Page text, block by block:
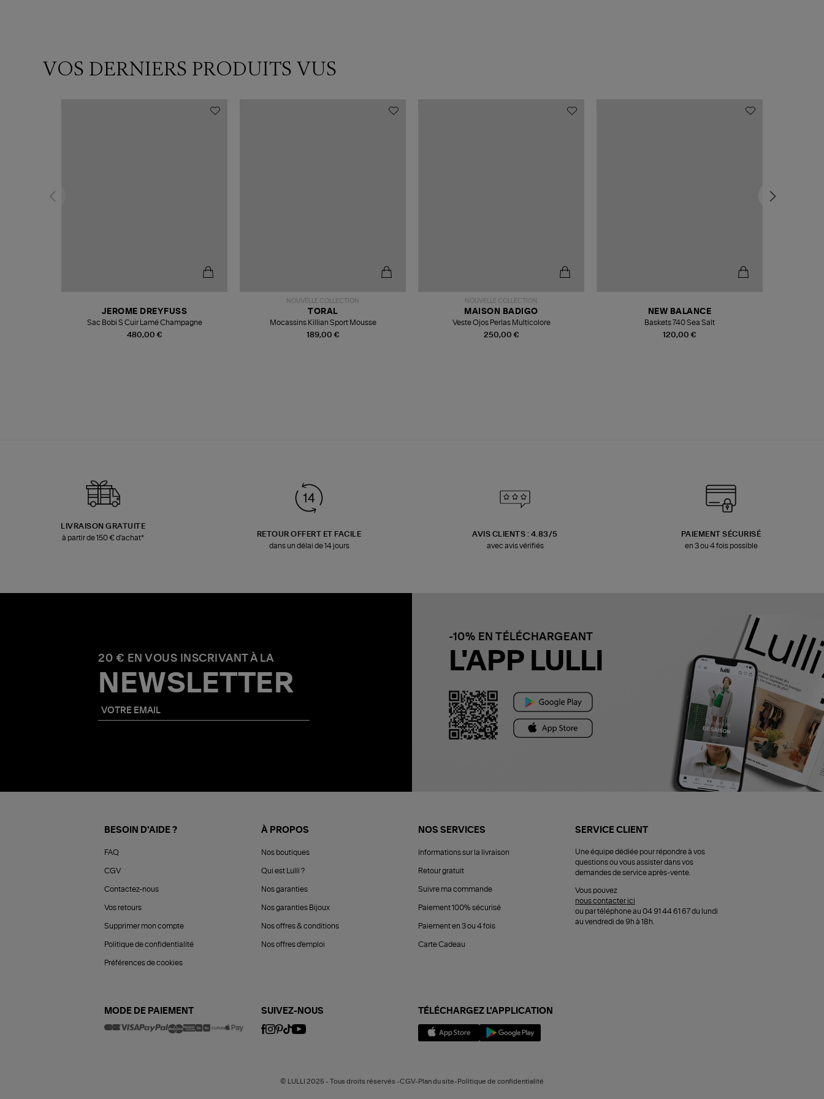
VOS DERNIERS PRODUITS VUS
480,00 €
JEROME DREYFUSS
Sac Bobi S Cuir Lamé Champagne
NOUVELLE COLLECTION
189,00 €
TORAL
Mocassins Killian Sport Mousse
NOUVELLE COLLECTION
250,00 €
MAISON BADIGO
Veste Ojos Perlas Multicolore
120,00 €
NEW BALANCE
Baskets 740 Sea Salt
LIVRAISON GRATUITE
à partir de 150 € d'achat*
RETOUR OFFERT ET FACILE
dans un délai de 14 jours
AVIS CLIENTS : 4.83/5
avec avis vérifiés
PAIEMENT SÉCURISÉ
en 3 ou 4 fois possible
20 € EN VOUS INSCRIVANT À LA
NEWSLETTER
-10% EN TÉLÉCHARGEANT
L'APP LULLI
BESOIN D'AIDE ?
FAQ
CGV
Contactez-nous
Vos retours
Supprimer mon compte
Politique de confidentialité
Préférences de cookies
À PROPOS
Nos boutiques
Qui est Lulli ?
Nos garanties
Nos garanties Bijoux
Nos offres & conditions
Nos offres d'emploi
NOS SERVICES
Informations sur la livraison
Retour gratuit
Suivre ma commande
Paiement 100% sécurisé
Paiement en 3 ou 4 fois
Carte Cadeau
SERVICE CLIENT
Une équipe dédiée pour répondre à vos
questions ou vous assister dans vos
demandes de service après-vente.
Vous pouvez
nous contacter ici
ou par téléphone au 04 91 44 61 67 du lundi
au vendredi de 9h à 18h.
MODE DE PAIEMENT SUIVEZ-NOUS TÉLÉCHARGEZ L'APPLICATION
© LULLI 2025 - Tous droits réservés -CGV-Plan du site-Politique de confidentialité